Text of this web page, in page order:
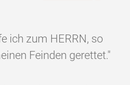
ich zum HERRN, so
Feinden gerettet."